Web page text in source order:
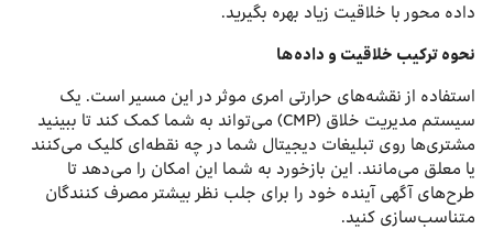
داده محور با خلاقیت زیاد بهره بگیرید.
نحوه ترکیب خلاقیت و داده‌ها
استفاده از نقشه‌های حرارتی امری موثر در این مسیر است. یک
سیستم مدیریت خلاق (CMP) می‌تواند به شما کمک کند تا ببینید
مشتری‌ها روی تبلیغات دیجیتال شما در چه نقطه‌ای کلیک می‌کنند
یا معلق می‌مانند. این بازخورد به شما این امکان را می‌دهد تا
طرح‌های آگهی آینده خود را برای جلب نظر بیشتر مصرف کنندگان
متناسب‌سازی کنید.